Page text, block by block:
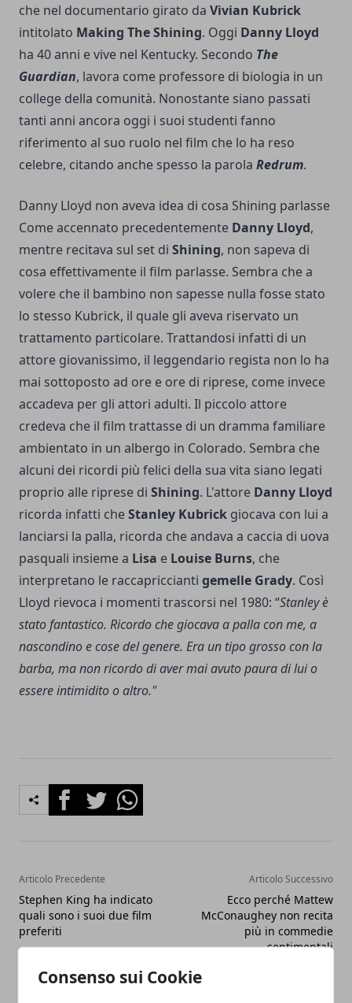
Consenso sui Cookie
che nel documentario girato da Vivian Kubrick
intitolato Making The Shining. Oggi Danny Lloyd
ha 40 anni e vive nel Kentucky. Secondo The
Guardian, lavora come professore di biologia in un
college della comunità. Nonostante siano passati
tanti anni ancora oggi i suoi studenti fanno
riferimento al suo ruolo nel film che lo ha reso
celebre, citando anche spesso la parola Redrum.
Danny Lloyd non aveva idea di cosa Shining parlasse
Come accennato precedentemente Danny Lloyd,
mentre recitava sul set di Shining, non sapeva di
cosa effettivamente il film parlasse. Sembra che a
volere che il bambino non sapesse nulla fosse stato
lo stesso Kubrick, il quale gli aveva riservato un
trattamento particolare. Trattandosi infatti di un
attore giovanissimo, il leggendario regista non lo ha
mai sottoposto ad ore e ore di riprese, come invece
accadeva per gli attori adulti. Il piccolo attore
credeva che il film trattasse di un dramma familiare
ambientato in un albergo in Colorado. Sembra che
alcuni dei ricordi più felici della sua vita siano legati
proprio alle riprese di Shining. L'attore Danny Lloyd
ricorda infatti cheStanley Kubrick giocava con lui a
lanciarsi la palla, ricorda che andava a caccia di uova
pasquali insieme a Lisa e Louise Burns, che
interpretano le raccapriccianti gemelle Grady. Così
Lloyd rievoca i momenti trascorsi nel 1980: “Stanley è
stato fantastico. Ricordo che giocava a palla con me, a
nascondino e cose del genere. Era un tipo grosso con la
barba, ma non ricordo di aver mai avuto paura di lui o
essere intimidito o altro."
FacebookTwitterWhatsapp
Articolo Precedente
Stephen King ha indicato
quali sono i suoi due film
preferiti
Articolo Successivo
Ecco perché Mattew
McConaughey non recita
più in commedie
sentimentali